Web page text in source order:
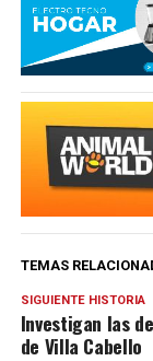
TEMAS
SIGUIENTE HISTORIA
Investigan las
de Villa Cabello